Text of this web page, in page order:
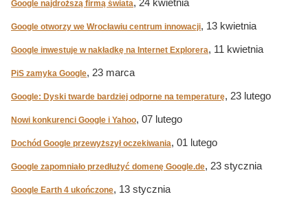
Google najdroższą firmą świata, 24 kwietnia
Google otworzy we Wrocławiu centrum innowacji, 13 kwietnia
Google inwestuje w nakładkę na Internet Explorera, 11 kwietnia
PiS zamyka Google, 23 marca
Google: Dyski twarde bardziej odporne na temperaturę, 23 lutego
Nowi konkurenci Google i Yahoo, 07 lutego
Dochód Google przewyższył oczekiwania, 01 lutego
Google zapomniało przedłużyć domenę Google.de, 23 stycznia
Google Earth 4 ukończone, 13 stycznia